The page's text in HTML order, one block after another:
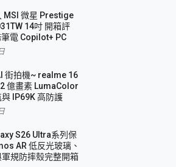
MSI 微星 Prestige
14吋 開箱評
電 Copilot+ PC
街拍機~ realme 16
億畫素 LumaColor
IP69K 高防護
S26 Ultra系列保
AR 低反光玻璃、
規防摔殼完整開箱